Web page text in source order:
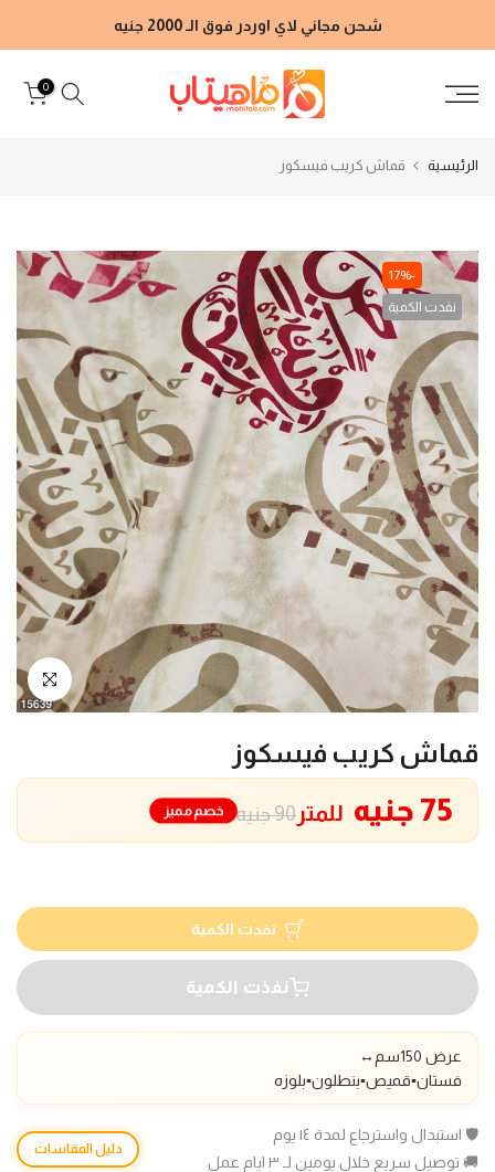
إلى
شحن مجاني لاي اوردر فوق الـ 2000 جنيه
0
الرئيسية قماش كريب فيسكوز
-17%
نفدت الكمية
انقر للتكبير
قماش كريب فيسكوز
90 جنيه 75 جنيه للمتر خصم مميز
نفدت الكمية
نفذت الكمية
عرض 150سم
↔️
فستان▪️قميص▪️بنطلون▪️بلوزه
🛡️ استبدال واسترجاع لمدة ١٤ يوم
🚚 توصيل سريع خلال يومين لـ ٣ ايام عمل
دليل المقاسات